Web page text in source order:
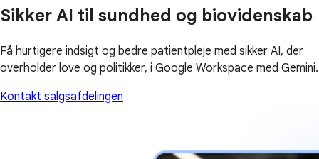
Sikker AI til sundhed og biovidenskab
Få hurtigere indsigt og bedre patientpleje med sikker AI, der
overholder love og politikker, i Google Workspace med Gemini.
Kontakt salgsafdelingen